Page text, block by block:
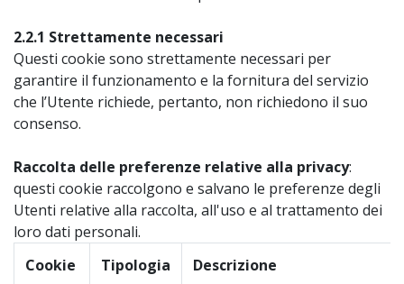
2.2.1 Strettamente necessari
Questi cookie sono strettamente necessari per
garantire il funzionamento e la fornitura del servizio
che l’Utente richiede, pertanto, non richiedono il suo
consenso.
Raccolta delle preferenze relative alla privacy:
questi cookie raccolgono e salvano le preferenze degli
Utenti relative alla raccolta, all'uso e al trattamento dei
loro dati personali.
Cookie
Tipologia Descrizione